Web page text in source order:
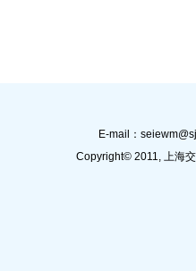
E-mail：
Copyright© 2011, 上海